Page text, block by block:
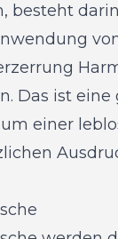
besteht
Das ist eine
einer